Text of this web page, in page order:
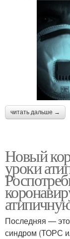
читать дальше →
Новый
уроки
Последняя —
синдром (ТОРС